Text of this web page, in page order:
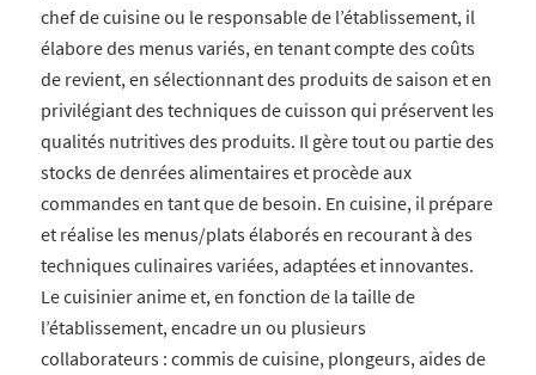
chef de cuisine ou le responsable de l’établissement, il
élabore des menus variés, en tenant compte des coûts
de revient, en sélectionnant des produits de saison et en
privilégiant des techniques de cuisson qui préservent les
qualités nutritives des produits. Il gère tout ou partie des
stocks de denrées alimentaires et procède aux
commandes en tant que de besoin. En cuisine, il prépare
et réalise les menus/plats élaborés en recourant à des
techniques culinaires variées, adaptées et innovantes.
Le cuisinier anime et, en fonction de la taille de
l’établissement, encadre un ou plusieurs
collaborateurs : commis de cuisine, plongeurs, aides de